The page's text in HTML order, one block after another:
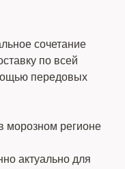
сочетание
по всей
передовых
морозном регионе
актуально для